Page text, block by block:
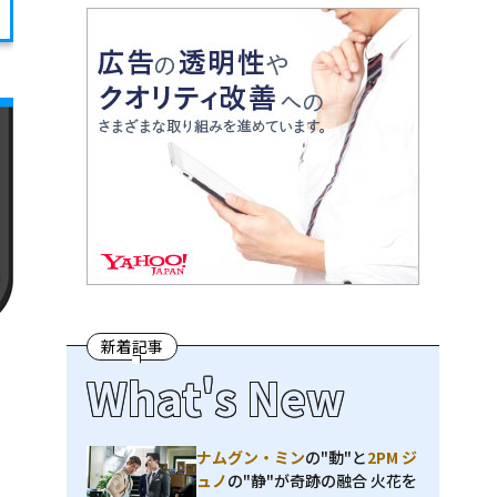
新着記事
What's New
ナムグン・ミンの"動"と2PM ジ
ュノの"静"が奇跡の融合 火花を